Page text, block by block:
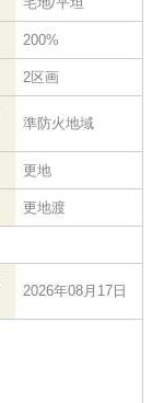
200%
2区画
準防火地域
更地
更地渡
2026年08月17日